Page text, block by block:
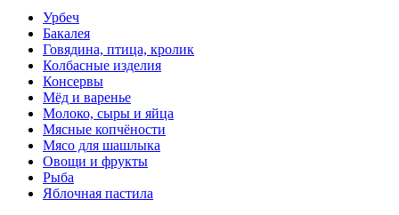
Урбеч
Бакалея
Говядина, птица, кролик
Колбасные изделия
Консервы
Мёд и варенье
Молоко, сыры и яйца
Мясные копчёности
Мясо для шашлыка
Овощи и фрукты
Рыба
Яблочная пастила